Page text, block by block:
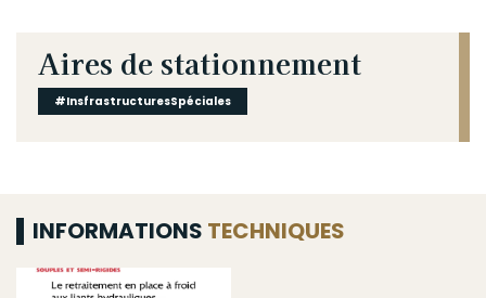
Aires de stationnement
#InsfrastructuresSpéciales
INFORMATIONS TECHNIQUES